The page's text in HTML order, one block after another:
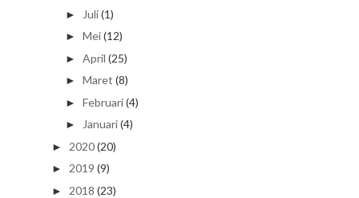
► Juli(1)
► Mei(12)
► April (25)
► Maret (8)
► Februari(4)
► Januari(4)
► 2020(20)
► 2019 (9)
► 2018 (23)